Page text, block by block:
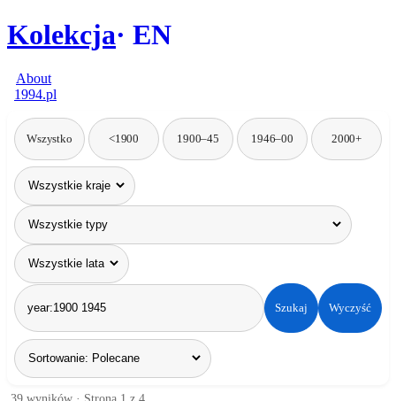
Kolekcja EN
About
1994.pl
Wszystko <1900 1900–45 1946–00 2000+
Szukaj Wyczyść